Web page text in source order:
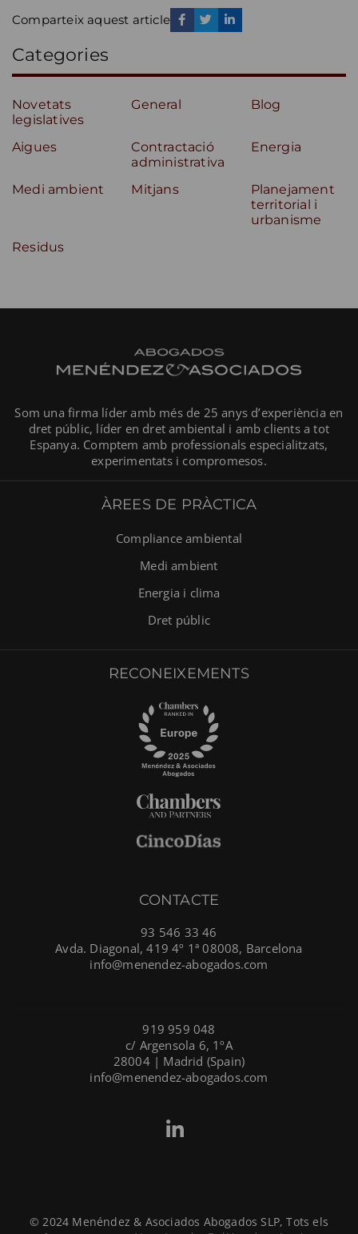
Comparteix aquest article
Categories
Novetats
legislatives
General Blog
Aigues
Contractació
administrativa
Energia
Medi ambient Mitjans
Planejament
territorial i
urbanisme
Residus
Som una firma líder amb més de 25 anys d’experiència en
dret públic, líder en dret ambiental i amb clients a tot
Espanya. Comptem amb professionals especialitzats,
experimentats i compromesos.
ÀREES DE PRÀCTICA
Compliance ambiental
Medi ambient
Energia i clima
Dret públic
RECONEIXEMENTS
CONTACTE
93 546 33 46
Avda. Diagonal, 419 4º 1ª 08008, Barcelona
info@menendez-abogados.com
919 959 048
c/ Argensola 6, 1ºA
28004 | Madrid (Spain)
info@menendez-abogados.com
© 2024 Menéndez & Asociados Abogados SLP, Tots els